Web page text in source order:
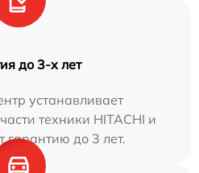
до 3-х лет
устанавливает
техники HITACHI и
гарантию до 3 лет.